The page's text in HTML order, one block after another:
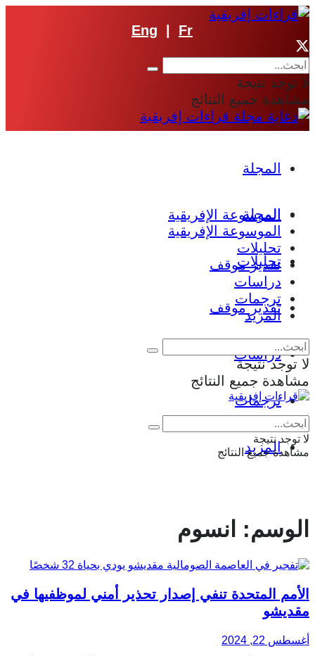
Eng Fr
لا توجد نتيجة
مشاهدة جميع النتائج
المجلة
الموسوعة الإفريقية
تحليلات
تقدير موقف
دراسات
ترجمات
المزيد
المجلة
الموسوعة الإفريقية
تحليلات
تقدير موقف
دراسات
ترجمات
المزيد
لا توجد نتيجة
مشاهدة جميع النتائج
لا توجد نتيجة
مشاهدة جميع النتائج
الوسم: انسوم
الأمم المتحدة تنفي إصدار تحذير أمني لموظفيها في
مقديشو
أغسطس 22, 2024